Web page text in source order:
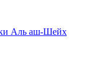
Аль аш-Шейх